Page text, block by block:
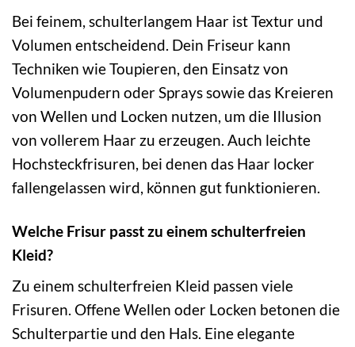
Bei feinem, schulterlangem Haar ist Textur und
Volumen entscheidend. Dein Friseur kann
Techniken wie Toupieren, den Einsatz von
Volumenpudern oder Sprays sowie das Kreieren
von Wellen und Locken nutzen, um die Illusion
von vollerem Haar zu erzeugen. Auch leichte
Hochsteckfrisuren, bei denen das Haar locker
fallengelassen wird, können gut funktionieren.
Welche Frisur passt zu einem schulterfreien
Kleid?
Zu einem schulterfreien Kleid passen viele
Frisuren. Offene Wellen oder Locken betonen die
Schulterpartie und den Hals. Eine elegante